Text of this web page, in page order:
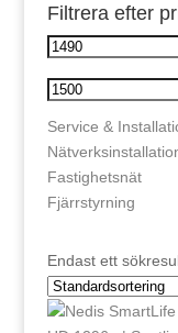
Filtrera efter
Min
Service &
Fastighetsnät
Fjärrstyrning
Endast ett